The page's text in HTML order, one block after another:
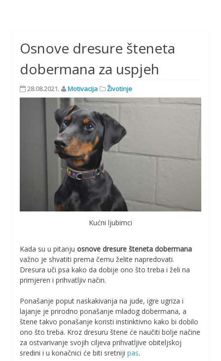
Osnove dresure šteneta
dobermana za uspjeh
28.08.2021. Motivacija Životinje
Kućni ljubimci
Kada su u pitanju osnove dresure šteneta dobermana
važno je shvatiti prema čemu želite napredovati.
Dresura uči psa kako da dobije ono što treba i želi na
primjeren i prihvatljiv način.
Ponašanje poput naskakivanja na jude, igre ugriza i
lajanje je prirodno ponašanje mladog dobermana, a
štene takvo ponašanje koristi instinktivno kako bi dobilo
ono što treba. Kroz dresuru štene će naučiti bolje načine
za ostvarivanje svojih ciljeva prihvatljive obiteljskoj
sredini i u konačnici će biti sretniji pas.